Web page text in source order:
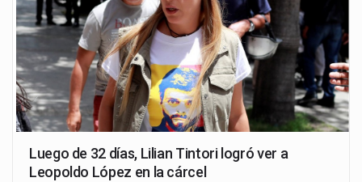
Luego de 32 días, Lilian Tintori logró ver a
Leopoldo López en la cárcel